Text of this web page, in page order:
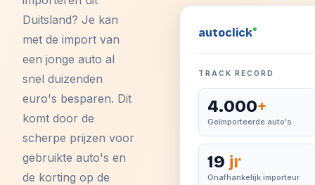
Duitsland? Je kan
met de import van
een jonge auto al
snel duizenden
euro's besparen. Dit
komt door de
scherpe prijzen voor
gebruikte auto's en
de korting op de
autoclick
TRACK RECORD
4.000+
Geïmporteerde auto's
19 jr
Onafhankelijk importeur